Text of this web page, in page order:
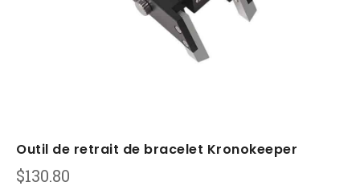
Outil de retrait de bracelet Kronokeeper
$130.80